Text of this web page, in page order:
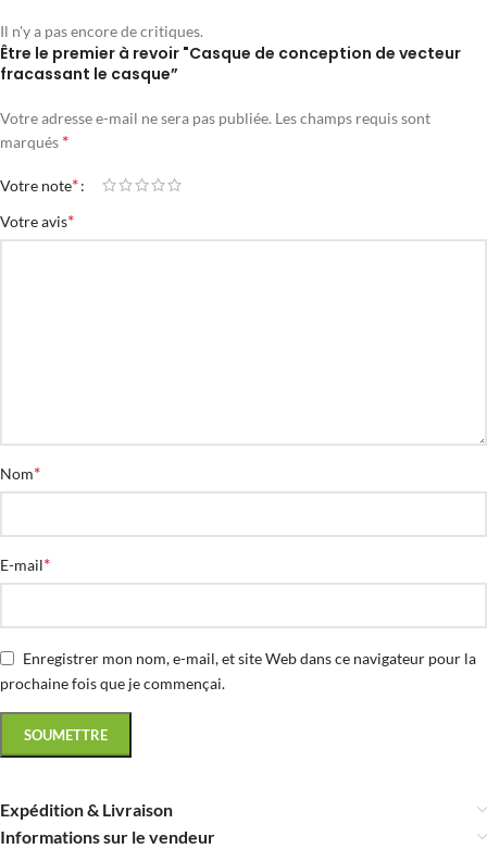
Il n'y a pas encore de critiques.
Être le premier à revoir "Casque de conception de vecteur
fracassant le casque”
Votre adresse e-mail ne sera pas publiée. Les champs requis sont
marqués *
Votre note*
Votre avis*
Nom*
E-mail*
Enregistrer mon nom, e-mail, et site Web dans ce navigateur pour la
prochaine fois que je commençai.
Expédition & Livraison
Informations sur le vendeur